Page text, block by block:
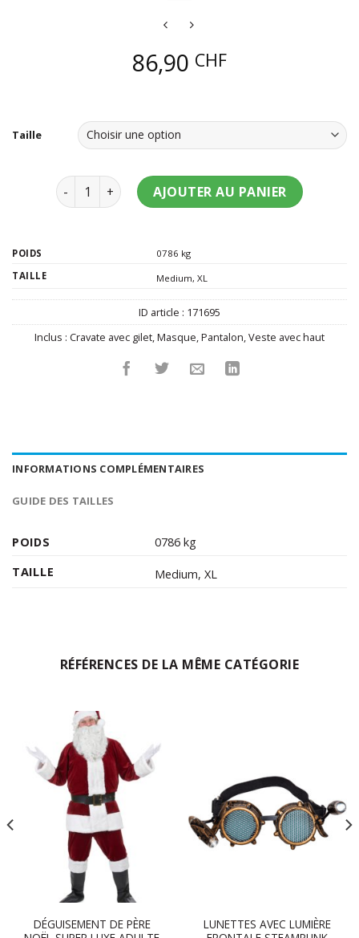
86,90 CHF
Taille
quantité de Déguisement luxe Joker Dark Knight
AJOUTER AU PANIER
POIDS
0786 kg
TAILLE
Medium, XL
ID article : 171695
Inclus : Cravate avec gilet,Masque,Pantalon,Veste avec haut
INFORMATIONS COMPLÉMENTAIRES
GUIDE DES TAILLES
POIDS
0786 kg
TAILLE
Medium,XL
RÉFÉRENCES DE LA MÊME CATÉGORIE
DÉGUISEMENT DE PÈRE
LUNETTES AVEC LUMIÈRE